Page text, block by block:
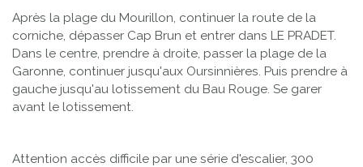
Après la plage du Mourillon, continuer la route de la
corniche, dépasser Cap Brun et entrer dans LE PRADET.
Dans le centre, prendre à droite, passer la plage de la
Garonne, continuer jusqu'aux Oursinnières. Puis prendre à
gauche jusqu'au lotissement du Bau Rouge. Se garer
avant le lotissement.
Attention accès difficile par une série d'escalier, 300